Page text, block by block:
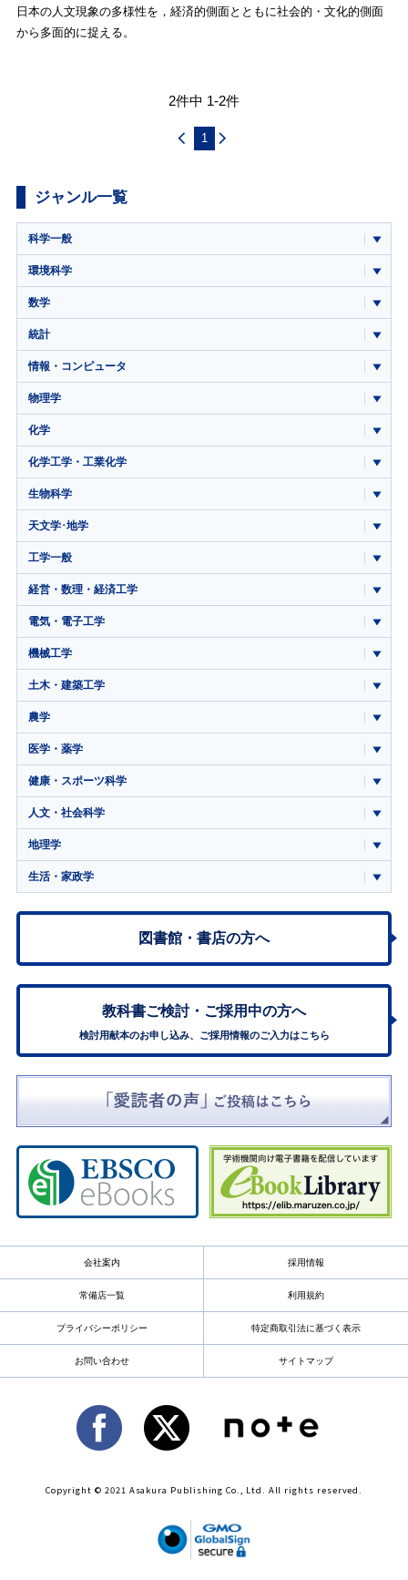
日本の人文現象の多様性を，経済的側面とともに社会的・文化的側面
から多面的に捉える。
2件中 1-2件
1
ジャンル一覧
科学一般
環境科学
数学
統計
情報・コンピュータ
物理学
化学
化学工学・工業化学
生物科学
天文学･地学
工学一般
経営・数理・経済工学
電気・電子工学
機械工学
土木・建築工学
農学
医学・薬学
健康・スポーツ科学
人文・社会科学
地理学
生活・家政学
図書館・書店の方へ
教科書ご検討・ ご採用中の方へ
検討用献本のお申し込み、ご採用情報のご入力はこちら
会社案内 採用情報
常備店一覧 利用規約
プライバシーポリシー 特定商取引法に基づく表示
お問い合わせ サイトマップ
Copyright © 2021 Asakura Publishing Co., Ltd. All rights reserved.